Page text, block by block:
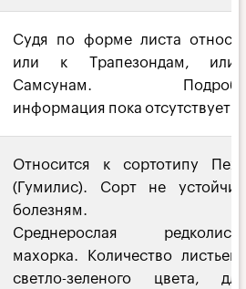
Судя по форме листа
или к Трапезондам,
Самсунам.
информация пока отсутствует
Относится к сортотипу
(Гумилис). Сорт не
болезням.
Среднерослая
махорка. Количество листьев
светло-зеленого цвета,